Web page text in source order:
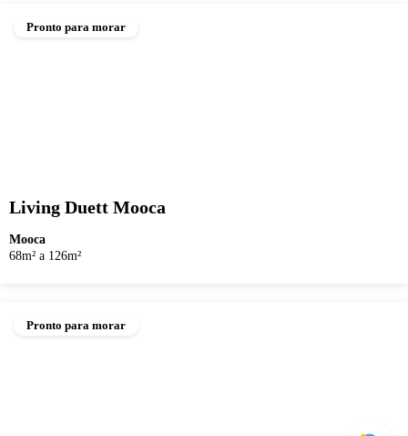
Pronto para morar
Living Duett Mooca
Mooca
68m² a 126m²
Pronto para morar